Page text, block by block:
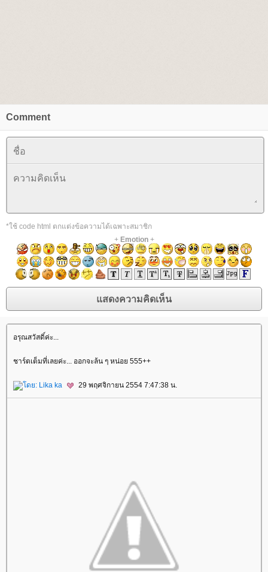
Comment
*ใช้ code html ตกแต่งข้อความได้เฉพาะสมาชิก
+ Emotion+
อรุณสวัสดิ์ค่ะ...
ชาร์ตเต็มที่เลยค่ะ... ออกจะล้น ๆ หน่อย 555++
ดย: Lika ka 29 พฤศจิกายน 2554 7:47:38 น.